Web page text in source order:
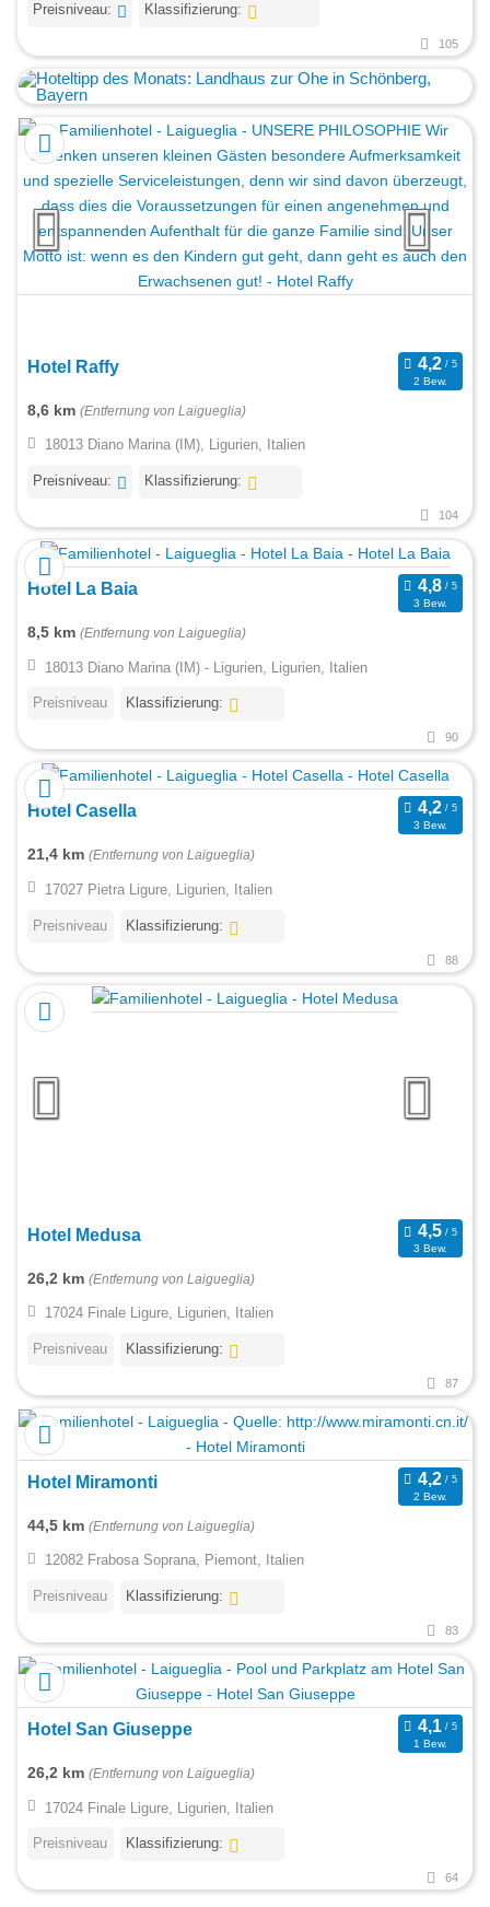
Preisniveau: Klassifizierung:
105
Hotel Raffy
2 Bew.
8,6 km (Entfernung von Laigueglia)
18013 Diano Marina (IM), Ligurien, Italien
Preisniveau: Klassifizierung:
104
Hotel La Baia
3 Bew.
8,5 km (Entfernung von Laigueglia)
18013 Diano Marina (IM) - Ligurien, Ligurien, Italien
Preisniveau Klassifizierung:
90
Hotel Casella
3 Bew.
21,4 km (Entfernung von Laigueglia)
17027 Pietra Ligure, Ligurien, Italien
Preisniveau Klassifizierung:
88
Hotel Medusa
3 Bew.
26,2 km (Entfernung von Laigueglia)
17024 Finale Ligure, Ligurien, Italien
Preisniveau Klassifizierung:
87
Hotel Miramonti
2 Bew.
44,5 km (Entfernung von Laigueglia)
12082 Frabosa Soprana, Piemont, Italien
Preisniveau Klassifizierung:
83
Hotel San Giuseppe
1 Bew.
26,2 km (Entfernung von Laigueglia)
17024 Finale Ligure, Ligurien, Italien
Preisniveau Klassifizierung:
64